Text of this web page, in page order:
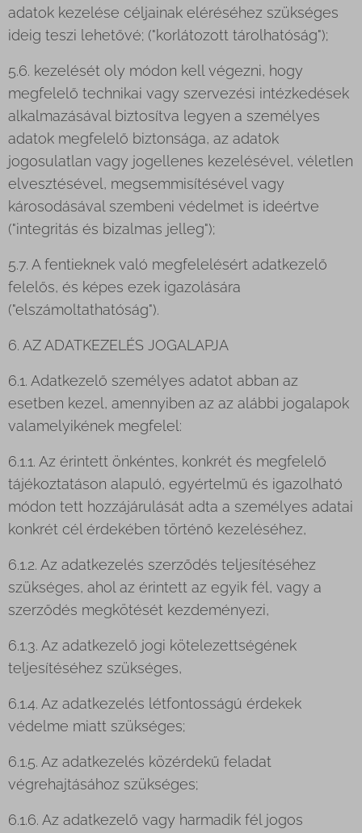
adatok kezelése céljainak eléréséhez szükséges
ideig teszi lehetővé; ("korlátozott tárolhatóság");
5.6. kezelését oly módon kell végezni, hogy
megfelelő technikai vagy szervezési intézkedések
alkalmazásával biztosítva legyen a személyes
adatok megfelelő biztonsága, az adatok
jogosulatlan vagy jogellenes kezelésével, véletlen
elvesztésével, megsemmisítésével vagy
károsodásával szembeni védelmet is ideértve
("integritás és bizalmas jelleg");
5.7. A fentieknek való megfelelésért adatkezelő
felelős, és képes ezek igazolására
("elszámoltathatóság").
6. AZ ADATKEZELÉS JOGALAPJA
6.1. Adatkezelő személyes adatot abban az
esetben kezel, amennyiben az az alábbi jogalapok
valamelyikének megfelel:
6.1.1. Az érintett önkéntes, konkrét és megfelelő
tájékoztatáson alapuló, egyértelmű és igazolható
módon tett hozzájárulását adta a személyes adatai
konkrét cél érdekében történő kezeléséhez,
6.1.2. Az adatkezelés szerződés teljesítéséhez
szükséges, ahol az érintett az egyik fél, vagy a
szerződés megkötését kezdeményezi,
6.1.3. Az adatkezelő jogi kötelezettségének
teljesítéséhez szükséges,
6.1.4. Az adatkezelés létfontosságú érdekek
védelme miatt szükséges;
6.1.5. Az adatkezelés közérdekű feladat
végrehajtásához szükséges;
6.1.6. Az adatkezelő vagy harmadik fél jogos